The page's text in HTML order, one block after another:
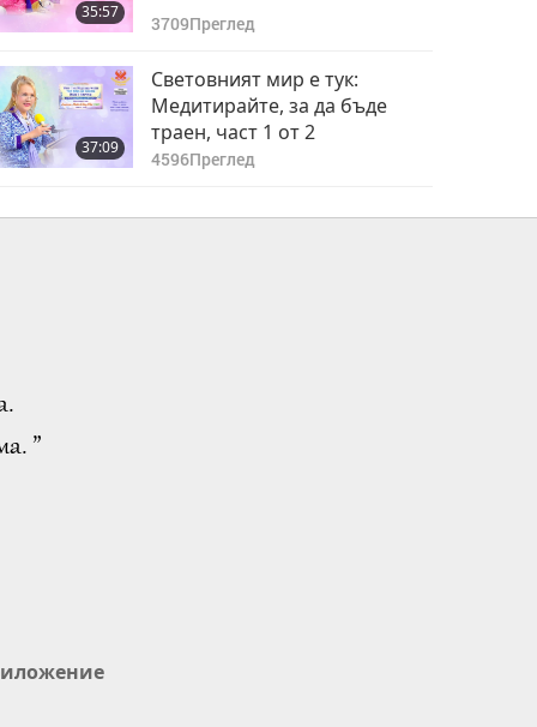
35:57
3709Преглед
37:09
Световният мир е тук:
Медитирайте, за да бъде
траен, част 1 от 2
4596Преглед
”